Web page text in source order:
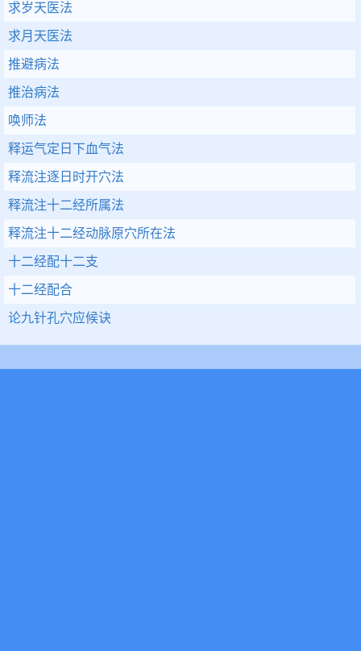
求岁天医法
求月天医法
推避病法
推治病法
唤师法
释运气定日下血气法
释流注逐日时开穴法
释流注十二经所属法
释流注十二经动脉原穴所在法
十二经配十二支
十二经配合
论九针孔穴应候诀